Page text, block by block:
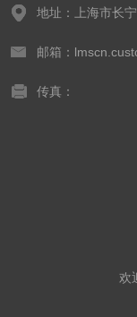
地址：上海市长
邮箱：
传真：
欢